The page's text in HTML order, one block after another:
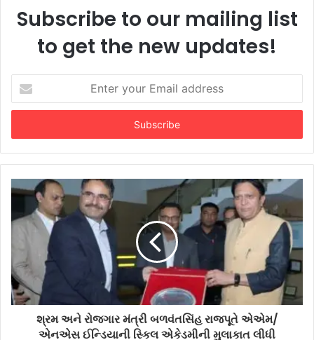
Subscribe to our mailing list
to get the new updates!
your
Email
શ્રમ અને રોજગાર મંત્રી બળવંતસિંહ રાજપૂતે એએમ/
એનએસ ઈન્ડિયાની સ્કિલ એકેડમીની મુલાકાત લીધી